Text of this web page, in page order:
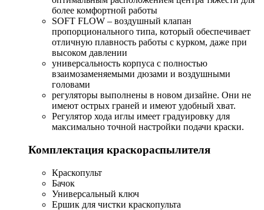
более комфортной работы
SОFТ FLОW – воздушный клапан
пропорционального типа, который обеспечивает
отличную плавность работы с курком, даже при
высоком давлении
универсальность корпуса с полностью
взаимозаменяемыми дюзами и воздушными
головами
регуляторы выполнены в новом дизайне. Они не
имеют острых граней и имеют удобный хват.
Регулятор хода иглы имеет градуировку для
максимально точной настройки подачи краски.
Комплектация краскораспылителя
Краскопульт
Бачок
Универсальный ключ
Ершик для чистки краскопульта